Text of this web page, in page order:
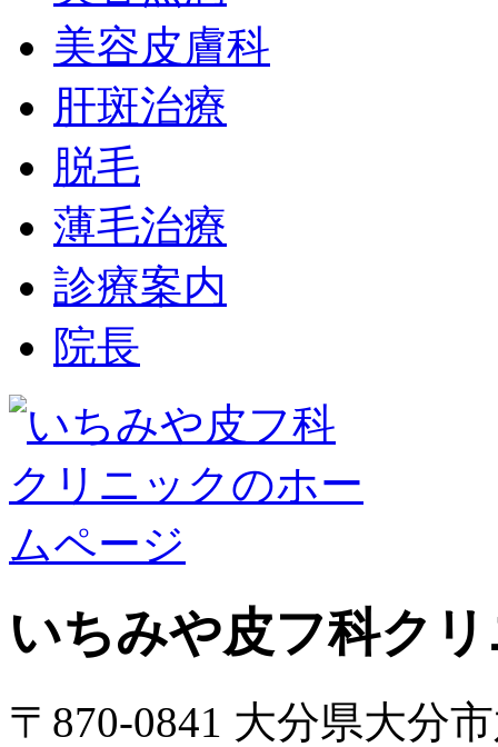
美容皮膚科
肝斑治療
脱毛
薄毛治療
診療案内
院長
いちみや皮フ科ク
〒870-0841 大分県大分